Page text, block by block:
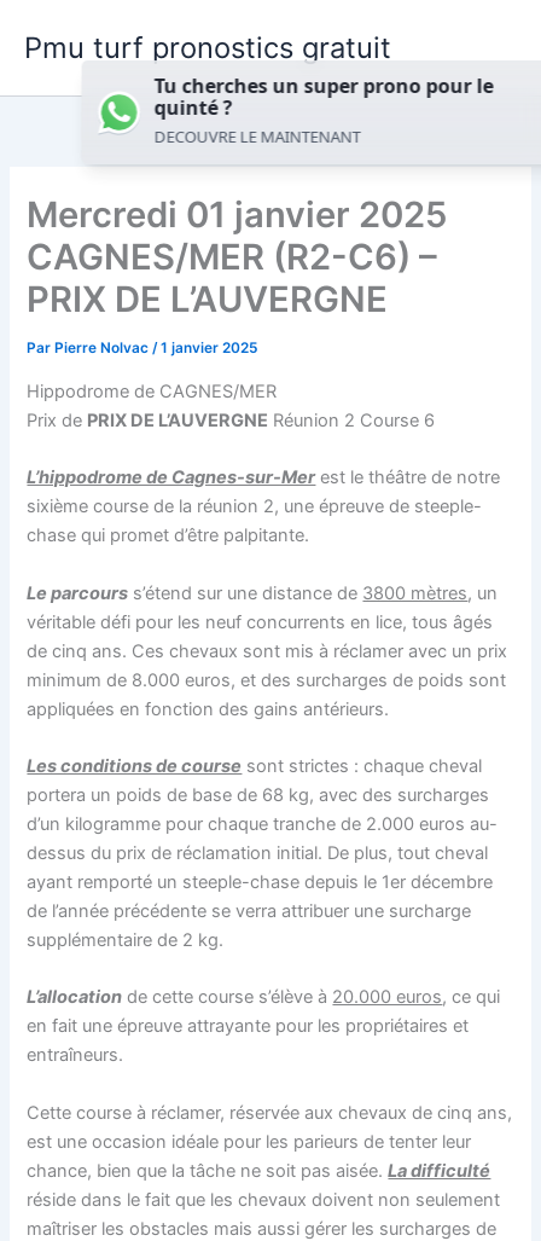
Pmu turf pronostics gratuit
Mercredi 01 janvier 2025
CAGNES/MER (R2-C6) –
PRIX DE L’AUVERGNE
Par Pierre Nolvac/1 janvier 2025
Hippodrome de CAGNES/MER
Prix de PRIX DE L’AUVERGNE Réunion 2 Course 6
L’hippodrome de Cagnes-sur-Merest le théâtre de notre
sixième course de la réunion 2, une épreuve de steeple-
chase qui promet d’être palpitante.
Le parcours s’étend sur une distance de 3800 mètres, un
véritable défi pour les neuf concurrents en lice, tous âgés
de cinq ans. Ces chevaux sont mis à réclamer avec un prix
minimum de 8.000 euros, et des surcharges de poids sont
appliquées en fonction des gains antérieurs.
Les conditions de course sont strictes : chaque cheval
portera un poids de base de 68 kg, avec des surcharges
d’un kilogramme pour chaque tranche de 2.000 euros au-
dessus du prix de réclamation initial. De plus, tout cheval
ayant remporté un steeple-chase depuis le 1er décembre
de l’année précédente se verra attribuer une surcharge
supplémentaire de 2 kg.
L’allocation de cette course s’élève à 20.000 euros, ce qui
en fait une épreuve attrayante pour les propriétaires et
entraîneurs.
Cette course à réclamer, réservée aux chevaux de cinq ans,
est une occasion idéale pour les parieurs de tenter leur
chance, bien que la tâche ne soit pas aisée.La difficulté
réside dans le fait que les chevaux doivent non seulement
maîtriser les obstacles mais aussi gérer les surcharges de
Tu cherches un super prono pour le
quinté ?
now
DECOUVRE LE MAINTENANT